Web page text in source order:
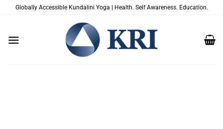
SaltarGlobally Accessible Kundalini Yoga | Health. Self Awareness. Education.